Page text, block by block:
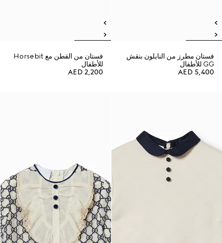
فستان مطرز من النايلون بنقش
GG للأطفال
AED 5,400
فستان من القطن مع Horsebit
للأطفال
AED 2,200